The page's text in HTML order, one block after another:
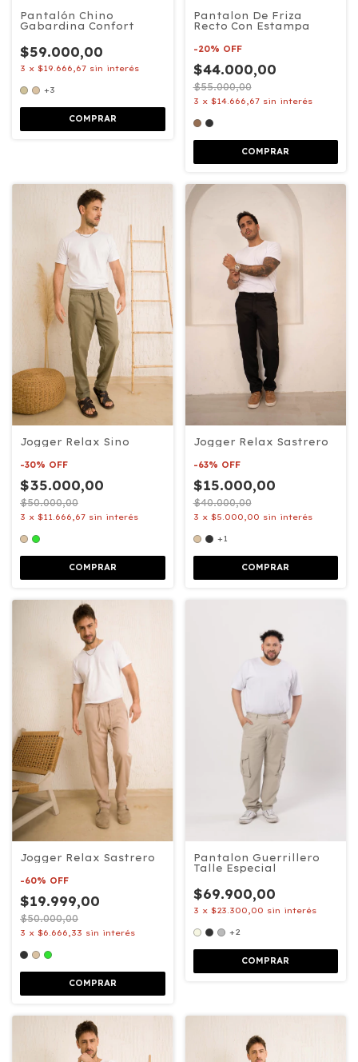
Pantalón Chino
Gabardina Confort
$59.000,00
3 x $19.666,67 sin interés
+3
COMPRAR
Pantalon De Friza
Recto Con Estampa
-20% OFF
$44.000,00
$55.000,00
3 x $14.666,67 sin interés
COMPRAR
Jogger Relax Sino
-30% OFF
$35.000,00
$50.000,00
3 x $11.666,67 sin interés
COMPRAR
Jogger Relax Sastrero
-63% OFF
$15.000,00
$40.000,00
3 x $5.000,00 sin interés
+1
COMPRAR
Jogger Relax Sastrero
-60% OFF
$19.999,00
$50.000,00
3 x $6.666,33 sin interés
COMPRAR
Pantalon Guerrillero
Talle Especial
$69.900,00
3 x $23.300,00 sin interés
+2
COMPRAR